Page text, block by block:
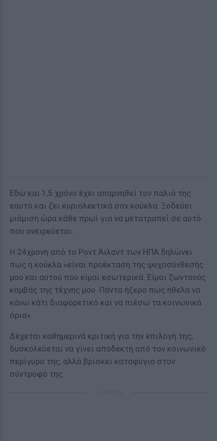
Εδώ και 1,5 χρόνο έχει απαρνηθεί τον παλιό της
εαυτό και ζει κυριολεκτικά σαν κούκλα. Ξοδεύει
μιάμιση ώρα κάθε πρωί για να μετατραπεί σε αυτό
που ονειρεύεται.
Η 24χρονη από το Ροντ Άιλαντ των ΗΠΑ δηλώνει
πως η κούκλα «είναι προέκταση της ψυχοσύνθεσής
μου και αυτού που είμαι εσωτερικά. Είμαι ζωντανός
καμβάς της τέχνης μου. Πάντα ήξερα πως ήθελα να
κάνω κάτι διαφορετικό και να πιέσω τα κοινωνικά
όρια».
Δέχεται καθημερινά κριτική για την επιλογή της,
δυσκολεύεται να γίνει αποδεκτή από τον κοινωνικό
περίγυρο της, αλλά βρίσκει καταφύγιο στον
σύντροφό της.